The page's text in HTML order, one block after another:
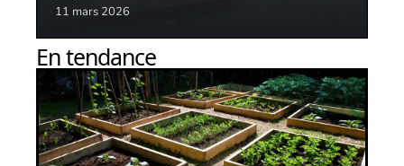
11 mars 2026
En tendance